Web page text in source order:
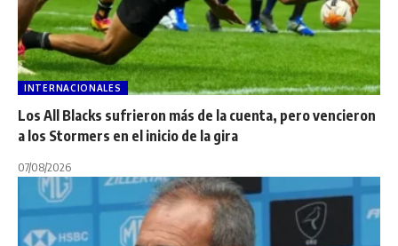
INTERNACIONALES
Los All Blacks sufrieron más de la cuenta, pero vencieron
a los Stormers en el inicio de la gira
07/08/2026